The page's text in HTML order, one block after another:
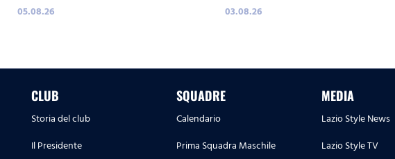
05.08.26 03.08.26
CLUB
Storia del club
Il Presidente
SQUADRE
Calendario
Prima Squadra Maschile
MEDIA
Lazio Style News
Lazio Style TV